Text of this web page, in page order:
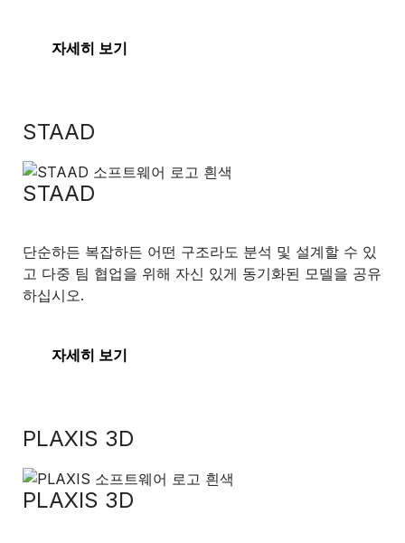
자세히 보기
STAAD
STAAD
단순하든 복잡하든 어떤 구조라도 분석 및 설계할 수 있
고 다중 팀 협업을 위해 자신 있게 동기화된 모델을 공유
하십시오.
자세히 보기
PLAXIS 3D
PLAXIS 3D